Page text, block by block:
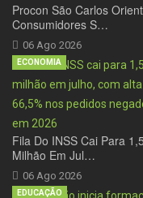
Procon São Carlos
Consumidores S…
06 Ago 2026
Fila Do INSS Cai Para
Milhão Em Jul…
06 Ago 2026
ECONOMIA
EDUCAÇÃO